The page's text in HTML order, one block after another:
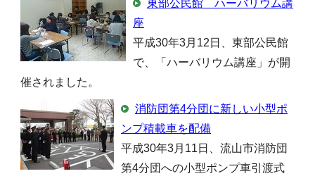
東部公民館 ハーバリウム講
座
平成30年3月12日、東部公民館
で、「ハーバリウム講座」が開
催されました。
消防団第4分団に新しい小型ポ
ンプ積載車を配備
平成30年3月11日、流山市消防団
第4分団への小型ポンプ車引渡式